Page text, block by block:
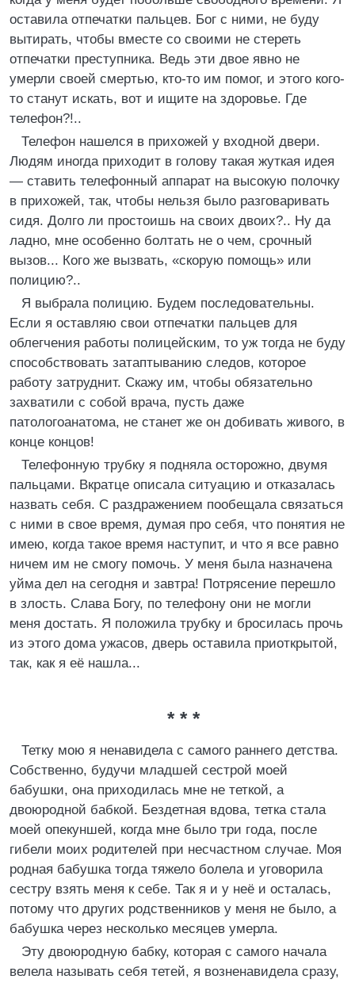
оставила отпечатки пальцев. Бог с ними, не буду
вытирать, чтобы вместе со своими не стереть
отпечатки преступника. Ведь эти двое явно не
умерли своей смертью, кто-то им помог, и этого кого-
то станут искать, вот и ищите на здоровье. Где
телефон?!..
Телефон нашелся в прихожей у входной двери.
Людям иногда приходит в голову такая жуткая идея
— ставить телефонный аппарат на высокую полочку
в прихожей, так, чтобы нельзя было разговаривать
сидя. Долго ли простоишь на своих двоих?.. Ну да
ладно, мне особенно болтать не о чем, срочный
вызов... Кого же вызвать, «скорую помощь» или
полицию?..
Я выбрала полицию. Будем последовательны.
Если я оставляю свои отпечатки пальцев для
облегчения работы полицейским, то уж тогда не буду
способствовать затаптыванию следов, которое
работу затруднит. Скажу им, чтобы обязательно
захватили с собой врача, пусть даже
патологоанатома, не станет же он добивать живого, в
конце концов!
Телефонную трубку я подняла осторожно, двумя
пальцами. Вкратце описала ситуацию и отказалась
назвать себя. С раздражением пообещала связаться
с ними в свое время, думая про себя, что понятия не
имею, когда такое время наступит, и что я все равно
ничем им не смогу помочь. У меня была назначена
уйма дел на сегодня и завтра! Потрясение перешло
в злость. Слава Богу, по телефону они не могли
меня достать. Я положила трубку и бросилась прочь
из этого дома ужасов, дверь оставила приоткрытой,
так, как я её нашла...
* * *
Тетку мою я ненавидела с самого раннего детства.
Собственно, будучи младшей сестрой моей
бабушки, она приходилась мне не теткой, а
двоюродной бабкой. Бездетная вдова, тетка стала
моей опекуншей, когда мне было три года, после
гибели моих родителей при несчастном случае. Моя
родная бабушка тогда тяжело болела и уговорила
сестру взять меня к себе. Так я и у неё и осталась,
потому что других родственников у меня не было, а
бабушка через несколько месяцев умерла.
Эту двоюродную бабку, которая с самого начала
велела называть себя тетей, я возненавидела сразу,